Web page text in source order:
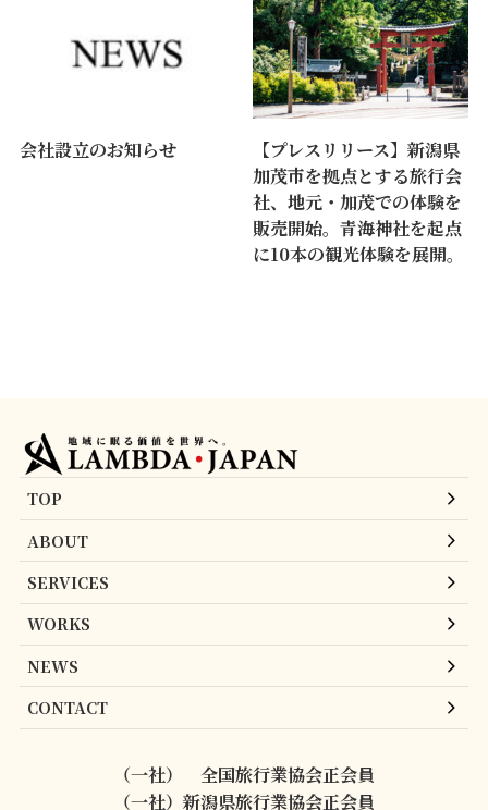
会社設立のお知らせ
【プレスリリース】新潟県
加茂市を拠点とする旅行会
社、地元・加茂での体験を
販売開始。青海神社を起点
に10本の観光体験を展開。
TOP
ABOUT
SERVICES
WORKS
NEWS
CONTACT
（一社） 全国旅行業協会正会員
（一社）新潟県旅行業協会正会員